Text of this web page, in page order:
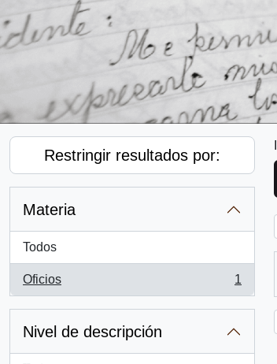
Restringir resultados por:
Materia
Todos
Oficios
, 1 resultados
1
Nivel de descripción